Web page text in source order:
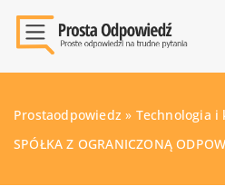
Prostaodpowiedz » Technologia i
SPÓŁKA Z OGRANICZONĄ